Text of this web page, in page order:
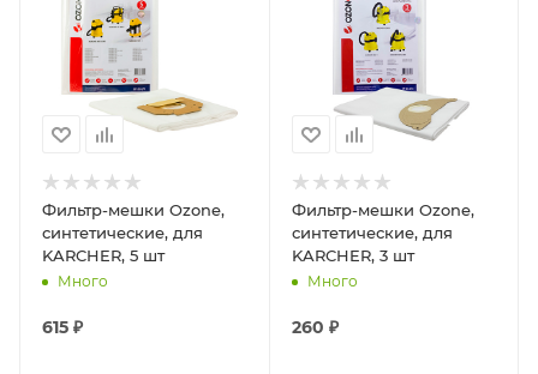
Фильтр-мешки Ozone,
синтетические, для
KARCHER, 5 шт
Много
615 ₽
Фильтр-мешки Ozone,
синтетические, для
KARCHER, 3 шт
Много
260 ₽